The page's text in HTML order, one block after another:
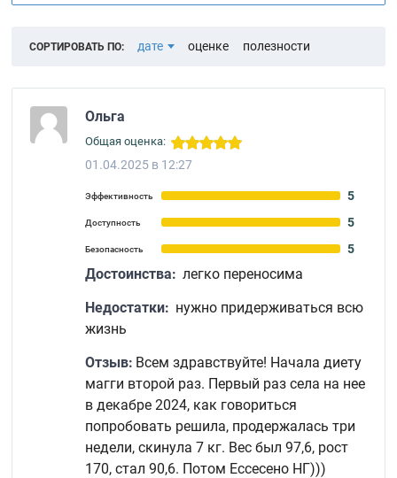
СОРТИРОВАТЬ ПО: дате оценке полезности
Ольга
Общая оценка:
01.04.2025 в 12:27
Эффективность 5
Доступность 5
Безопасность 5
Достоинства: легко переносима
Недостатки: нужно придерживаться всю
жизнь
Отзыв: Всем здравствуйте! Начала диету
магги второй раз. Первый раз села на нее
в декабре 2024, как говориться
попробовать решила, продержалась три
недели, скинула 7 кг. Вес был 97,6, рост
170, стал 90,6. Потом Ессесено НГ)))